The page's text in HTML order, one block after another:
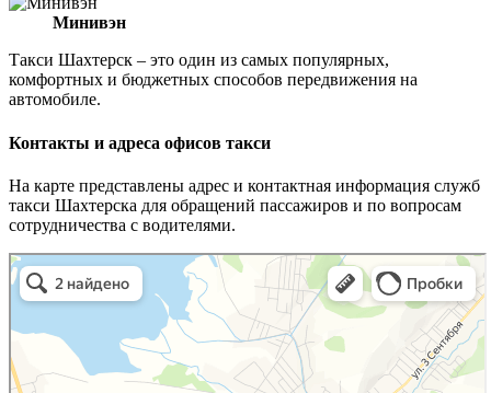
Минивэн
Такси Шахтерск – это один из самых популярных,
комфортных и бюджетных способов передвижения на
автомобиле.
Контакты и адреса офисов такси
На карте представлены адрес и контактная информация служб
такси Шахтерска для обращений пассажиров и по вопросам
сотрудничества с водителями.